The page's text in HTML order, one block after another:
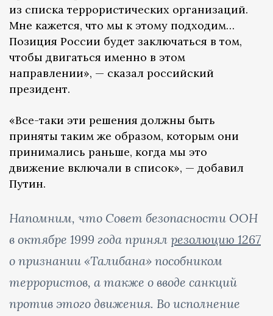
из списка террористических организаций.
Мне кажется, что мы к этому подходим…
Позиция России будет заключаться в том,
чтобы двигаться именно в этом
направлении», — сказал российский
президент.
«Все-таки эти решения должны быть
приняты таким же образом, которым они
принимались раньше, когда мы это
движение включали в список», — добавил
Путин.
Напомним, что Совет безопасности ООН
в октябре 1999 года принял резолюцию 1267
о признании «Талибана» пособником
террористов, а также о вводе санкций
против этого движения. Во исполнение